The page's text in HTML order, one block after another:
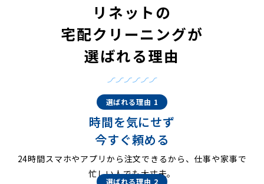
リネットの
宅配クリーニングが
選ばれる理由
選ばれる理由 1
時間を気にせず
今すぐ頼める
24時間スマホやアプリから注文できるから、仕事や家事で
忙しい人でも大丈夫。
選ばれる理由 2